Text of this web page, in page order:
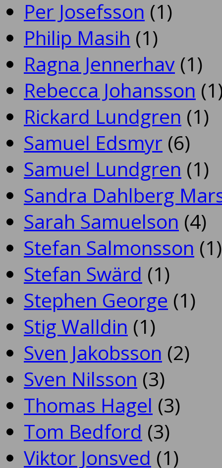
Per Josefsson (1)
Philip Masih (1)
Ragna Jennerhav (1)
Rebecca Johansson
Rickard Lundgren (1)
Samuel Edsmyr (6)
Samuel Lundgren (1)
Sandra Dahlberg
Sarah Samuelson (4)
Stefan Salmonsson (1)
Stefan Swärd (1)
Stephen George (1)
Stig Walldin (1)
Sven Jakobsson (2)
Sven Nilsson (3)
Thomas Hagel (3)
Tom Bedford (3)
Viktor Jonsved (1)